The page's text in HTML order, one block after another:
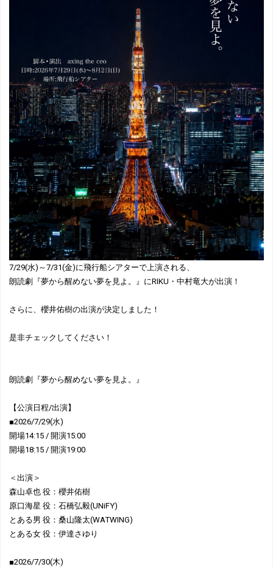
7/29(水)～7/31(金)に飛行船シアターで上演される、
朗読劇『夢から醒めない夢を見よ。』にRIKU・中村竜大が出演！
さらに、櫻井佑樹の出演が決定しました！
是非チェックしてください！
朗読劇『夢から醒めない夢を見よ。』
【公演日程/出演】
■2026/7/29(水)
開場14:15 / 開演15:00
開場18:15 / 開演19:00
＜出演＞
森山卓也 役：櫻井佑樹
原口海星 役：石橋弘毅(UNiFY)
とある男 役：桑山隆太(WATWING)
とある女 役：伊達さゆり
■2026/7/30(木)